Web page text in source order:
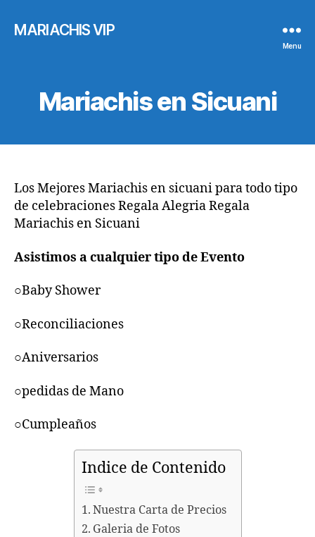
MARIACHIS VIP
Menu
Mariachis en Sicuani
Los Mejores Mariachis en sicuani para todo tipo
de celebraciones Regala Alegria Regala
Mariachis en Sicuani
Asistimos a cualquier tipo de Evento
○Baby Shower
○Reconciliaciones
○Aniversarios
○pedidas de Mano
○Cumpleaños
Indice de Contenido
Nuestra Carta de Precios
Galeria de Fotos